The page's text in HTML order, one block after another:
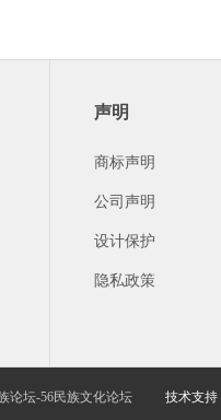
声明
商标声明
公司声明
设计保护
隐私政策
论坛-56民族文化论坛 技术支持